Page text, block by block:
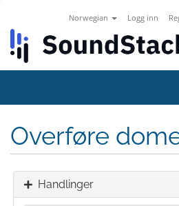
Norwegian Logg inn
Overføre
Handlinger